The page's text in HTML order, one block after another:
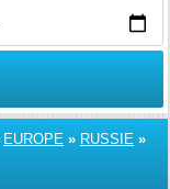
EUROPE » RUSSIE »